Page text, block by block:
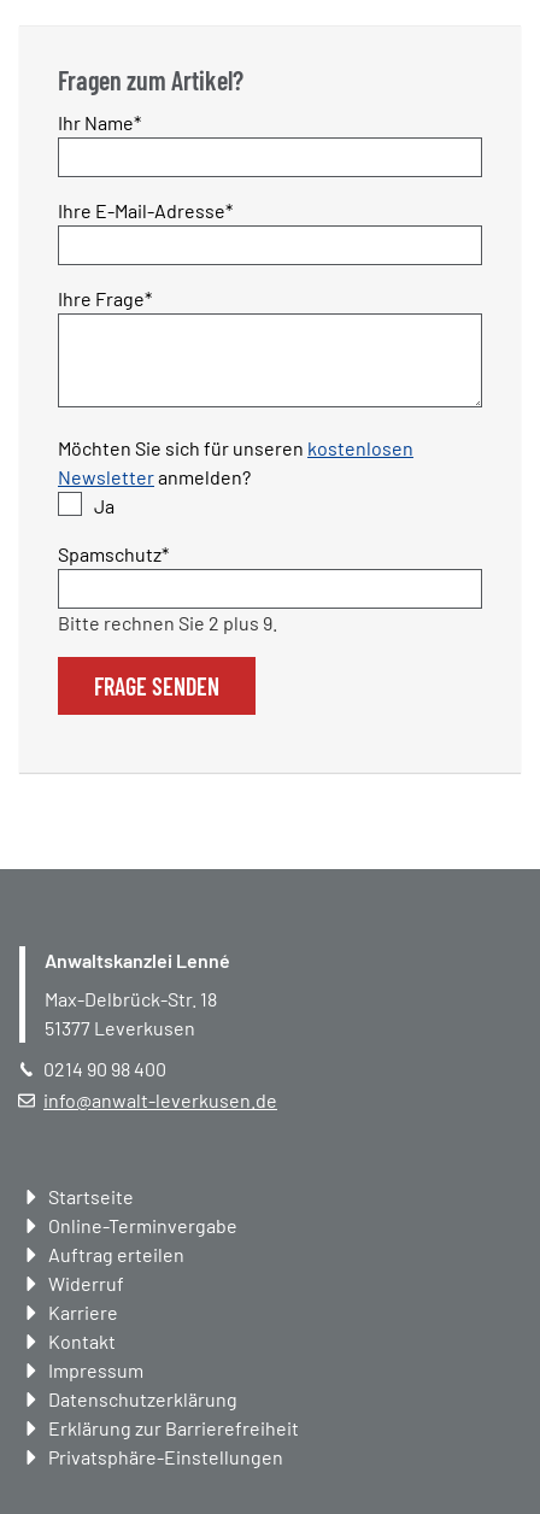
Fragen zum Artikel?
Pflichtfeld
Ihr Name*
Pflichtfeld
Ihre E-Mail-Adresse*
Pflichtfeld
Ihre Frage*
Möchten Sie sich für unseren kostenlosen
Newsletteranmelden?
Ja
Pflichtfeld
Spamschutz*
Bitte rechnen Sie 2 plus 9.
FRAGE SENDEN
Anwaltskanzlei Lenné
Max-Delbrück-Str. 18
51377 Leverkusen
0214 90 98 400
info@anwalt-leverkusen.de
Navigation
überspringen
Startseite
Online-Terminvergabe
Auftrag erteilen
Widerruf
Karriere
Kontakt
Impressum
Datenschutzerklärung
Erklärung zur Barrierefreiheit
Privatsphäre-Einstellungen